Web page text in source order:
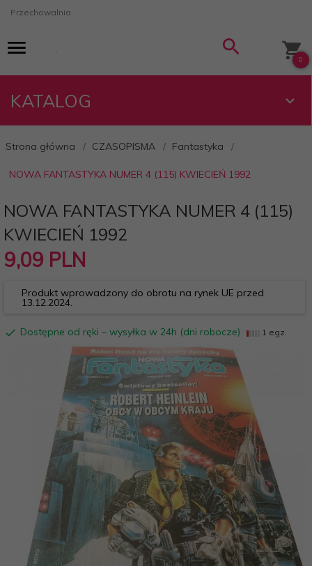
Przechowalnia
0
KATALOG
Strona główna CZASOPISMA Fantastyka
NOWA FANTASTYKA NUMER 4 (115) KWIECIEŃ 1992
NOWA FANTASTYKA NUMER 4 (115)
KWIECIEŃ 1992
9,09 PLN
Produkt wprowadzony do obrotu na rynek UE przed
13.12.2024.
Dostępne od ręki – wysyłka w 24h (dni robocze) 1 egz.